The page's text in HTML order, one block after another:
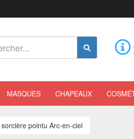
MASQUES CHAPEAUX
pointu Arc-en-ciel